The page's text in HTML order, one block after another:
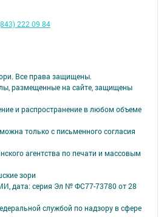
Все права защищены.
размещенные на сайте, защищены
и распространение в любом объеме
только с письменного согласия
агентства по печати и массовым
зори
дата: серия Эл № ФС77-73780 от 28
службой по надзору в сфере
222 09 84